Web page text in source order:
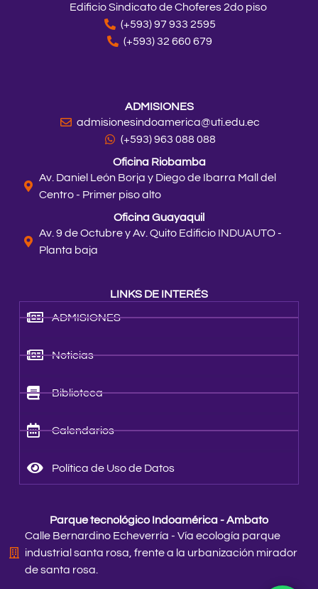
LINKS DE INTERÉS
ADMISIONES
Noticias
Biblioteca
Calendarios
Política de Uso de Datos
Parque tecnológico Indoamérica - Ambato
Calle Bernardino Echeverría - Vía ecología parque
industrial santa rosa, frente a la urbanización mirador
de santa rosa.
Edificio Sindicato de Choferes 2do piso
(+593) 97 933 2595
(+593) 32 660 679
ADMISIONES
admisionesindoamerica@uti.edu.ec
(+593) 963 088 088
Oficina Riobamba
Av. Daniel León Borja y Diego de Ibarra Mall del
Centro - Primer piso alto
Oficina Guayaquil
Av. 9 de Octubre y Av. Quito Edificio INDUAUTO -
Planta baja